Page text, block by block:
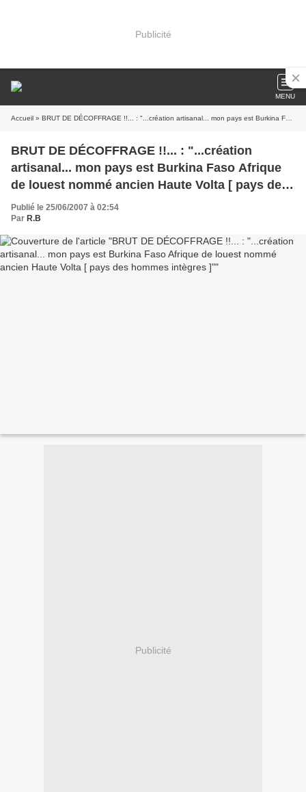
Publicité
MENU
Accueil » BRUT DE DÉCOFFRAGE !!... : "...création artisanal... mon pays est Burkina Faso Afrique de louest nommé ancien Haute Volta [ pays des hommes intègres ]"
BRUT DE DÉCOFFRAGE !!... : "...création
artisanal... mon pays est Burkina Faso Afrique
de louest nommé ancien Haute Volta [ pays des
hommes intègres ]"
Publié le 25/06/2007 à 02:54
Par R.B
Publicité